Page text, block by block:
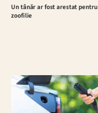
Un tânăr ar fost arestat pentru
zoofilie